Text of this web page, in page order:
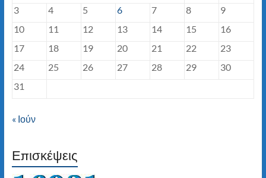
3
4 5 6 7 8
9
10
11 12 13 14 15
16
17
18 19 20 21 22
23
24
25 26 27 28 29
30
31
« Ιούν
Επισκέψεις